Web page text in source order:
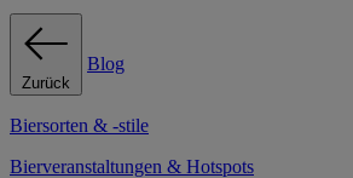
Zurück
Blog
Biersorten & -stile
Bierveranstaltungen & Hotspots